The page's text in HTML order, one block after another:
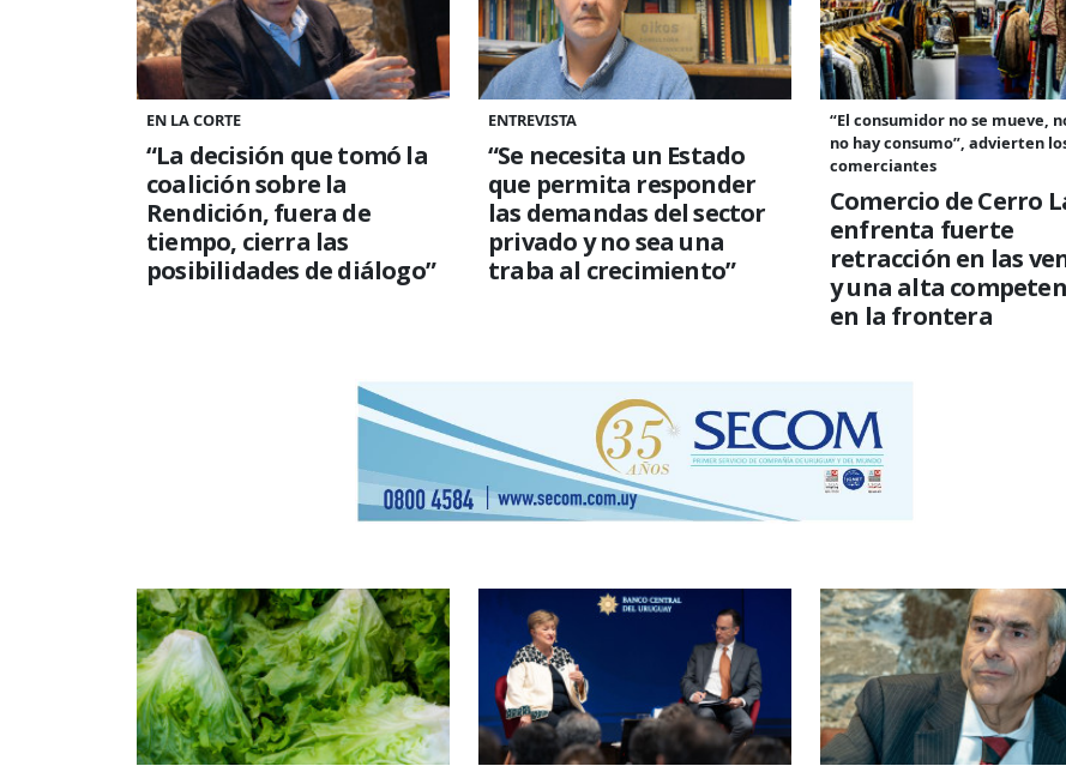
EN LA CORTE
“La decisión que tomó la
coalición sobre la
Rendición, fuera de
tiempo, cierra las
posibilidades de diálogo”
ENTREVISTA
“Se necesita un Estado
que permita responder
las demandas del sector
privado y no sea una
traba al crecimiento”
“El consumidor no se mueve,
no hay consumo”, advierten
comerciantes
Comercio de Cerro
enfrenta fuerte
retracción en las
y una alta
en la frontera